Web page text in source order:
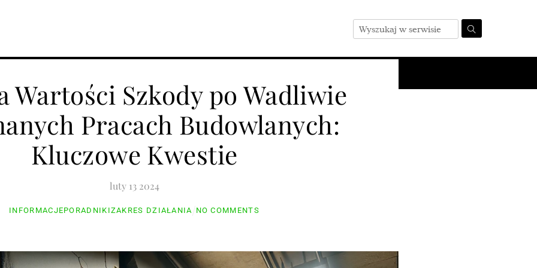
Wartości Szkody po Wadliwie
Pracach Budowlanych:
Kluczowe Kwestie
luty 13 2024
INFORMACJEPORADNIKIZAKRES DZIAŁANIA NO COMMENTS